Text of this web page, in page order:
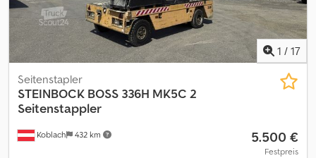
1 / 17
Koblach 432 km
Seitenstapler
STEINBOCK BOSS 336H MK5C 2
Seitenstappler
5.500 €
Festpreis